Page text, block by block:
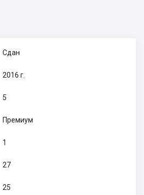
Сдан
2016 г.
5
Премиум
1
27
25